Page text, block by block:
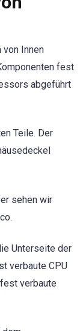
von Innen
fest
abgeführt
Teile. Der
sehen wir
Unterseite der
verbaute CPU
verbaute